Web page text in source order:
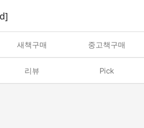
새책구매 중고책구매
리뷰 Pick